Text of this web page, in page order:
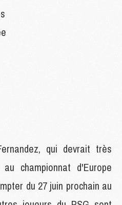
qui devrait très
championnat d'Europe
du 27 juin prochain au